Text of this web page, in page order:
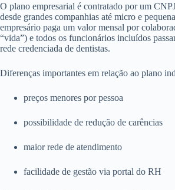
O plano empresarial é contratado por um
desde grandes companhias até micro e
empresário paga um valor mensal por
“vida”) e todos os funcionários incluídos
rede credenciada de dentistas.
Diferenças importantes em relação ao plano
preços menores por pessoa
possibilidade de redução de carências
maior rede de atendimento
facilidade de gestão via portal do RH